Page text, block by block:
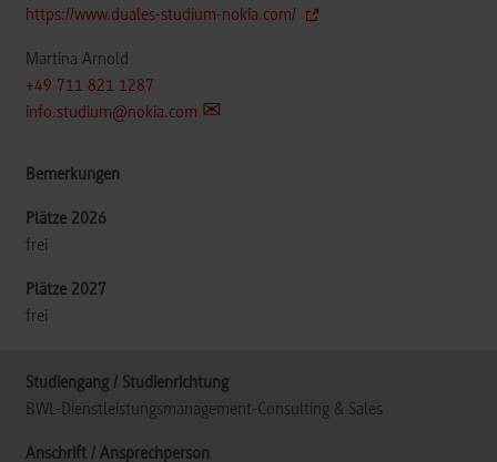
https://www.duales-studium-nokia.com/
Martina Arnold
+49 711 821 1287
info.studium@nokia.com
frei
frei
BWL-Dienstleistungsmanagement-Consulting & Sales